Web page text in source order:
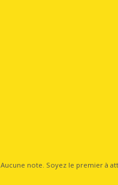
Aucune note. Soyez le premier à